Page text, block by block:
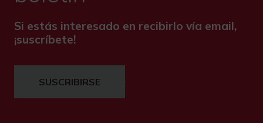
Si estás interesado en recibirlo vía email,
¡suscríbete!
SUSCRIBIRSE